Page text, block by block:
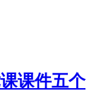
课件五个